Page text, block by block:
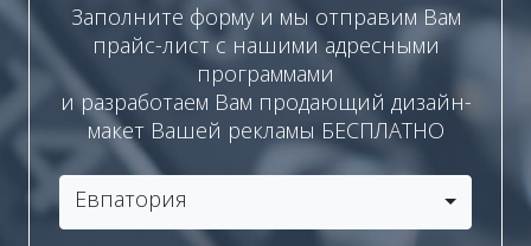
Заполните форму и мы отправим Вам
прайс-лист с нашими адресными
программами
и разработаем Вам продающий дизайн-
макет Вашей рекламы БЕСПЛАТНО
Евпатория